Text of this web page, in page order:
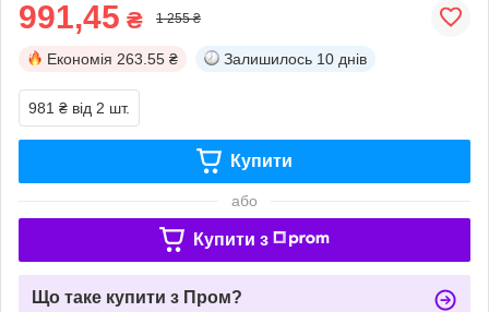
991,45 ₴ 1 255 ₴
Економія 263.55 ₴ Залишилось 10 днів
981 ₴ від 2 шт.
Купити
або
Купити з
Що таке купити з Пром?